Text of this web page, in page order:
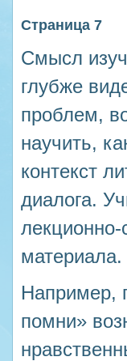
Страница 7
Смысл
глубже
проблем,
научить,
контекст
диалога.
материала.
Например,
помни»